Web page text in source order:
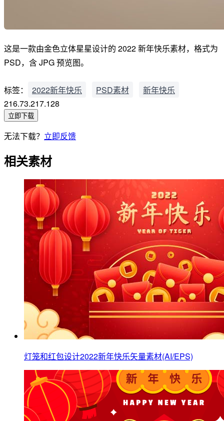
这是一款由金色立体星星设计的 2022 新年快乐素材，格式为
PSD，含 JPG 预览图。
标签： 2022新年快乐 PSD素材
新年快乐
216.73.217.128
立即下载
无法下载？ 立即反馈
相关素材
灯笼和红包设计2022新年快乐矢量素材(AI/EPS)